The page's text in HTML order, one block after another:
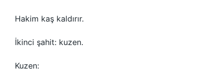
Hakim kaş kaldırır.
İkinci şahit: kuzen.
Kuzen: